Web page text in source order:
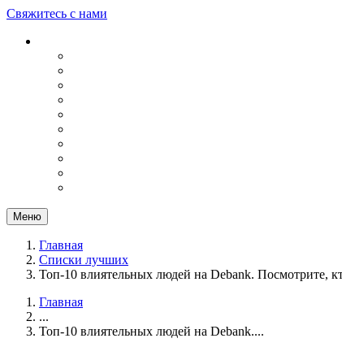
Свяжитесь с нами
Меню
Главная
Списки лучших
Топ-10 влиятельных людей на Debank. Посмотрите,
Главная
...
Топ-10 влиятельных людей на Debank....